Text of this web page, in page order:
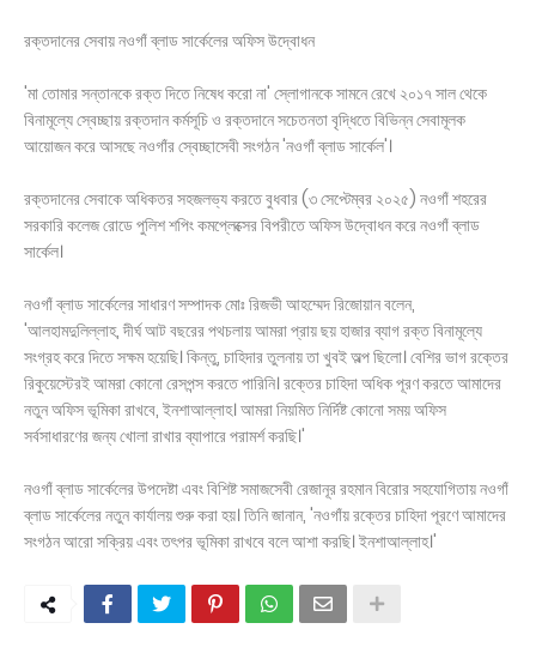
রক্তদানের সেবায় নওগাঁ ব্লাড সার্কেলের অফিস উদ্বোধন
'মা তোমার সন্তানকে রক্ত দিতে নিষেধ করো না' স্লোগানকে সামনে রেখে ২০১৭ সাল থেকে
বিনামূল্যে স্বেচ্ছায় রক্তদান কর্মসূচি ও রক্তদানে সচেতনতা বৃদ্ধিতে বিভিন্ন সেবামূলক
আয়োজন করে আসছে নওগাঁর স্বেচ্ছাসেবী সংগঠন 'নওগাঁ ব্লাড সার্কেল'।
রক্তদানের সেবাকে অধিকতর সহজলভ্য করতে বুধবার (৩ সেপ্টেম্বর ২০২৫) নওগাঁ শহরের
সরকারি কলেজ রোডে পুলিশ শপিং কমপ্লেক্সের বিপরীতে অফিস উদ্বোধন করে নওগাঁ ব্লাড
সার্কেল।
নওগাঁ ব্লাড সার্কেলের সাধারণ সম্পাদক মোঃ রিজভী আহম্মেদ রিজোয়ান বলেন,
'আলহামদুলিল্লাহ, দীর্ঘ আট বছরের পথচলায় আমরা প্রায় ছয় হাজার ব্যাগ রক্ত বিনামূল্যে
সংগ্রহ করে দিতে সক্ষম হয়েছি। কিন্তু, চাহিদার তুলনায় তা খুবই অল্প ছিলো। বেশির ভাগ রক্তের
রিকুয়েস্টেরই আমরা কোনো রেসপন্স করতে পারিনি। রক্তের চাহিদা অধিক পূরণ করতে আমাদের
নতুন অফিস ভূমিকা রাখবে, ইনশাআল্লাহ। আমরা নিয়মিত নির্দিষ্ট কোনো সময় অফিস
সর্বসাধারণের জন্য খোলা রাখার ব্যাপারে পরামর্শ করছি।'
নওগাঁ ব্লাড সার্কেলের উপদেষ্টা এবং বিশিষ্ট সমাজসেবী রেজানূর রহমান বিরোর সহযোগিতায় নওগাঁ
ব্লাড সার্কেলের নতুন কার্যালয় শুরু করা হয়। তিনি জানান, 'নওগাঁয় রক্তের চাহিদা পূরণে আমাদের
সংগঠন আরো সক্রিয় এবং তৎপর ভূমিকা রাখবে বলে আশা করছি। ইনশাআল্লাহ।'